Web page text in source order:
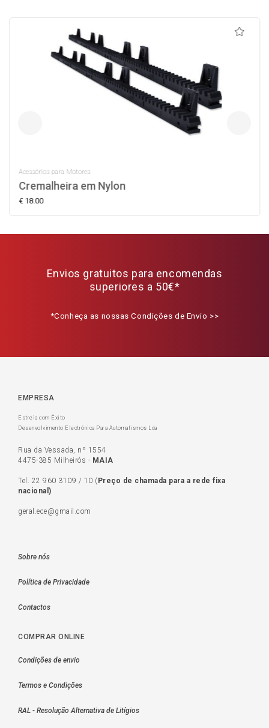
Acessórios para Motores
Cremalheira em Nylon
€ 18.00
Envios gratuitos para encomendas
superiores a 50€*
*Conheça as nossas Condições de Envio >>
EMPRESA
Estreia com Êxito
Desenvolvimento Electrónica Para Automatismos Lda
Rua da Vessada, nº 1554
4475-385 Milheirós - MAIA
Tel. 22 960 3109 / 10 ( Preço de c hamada para a rede fixa
nacional)
geral.ece@gmail.com
Sobre nós
Política de Privacidade
Contactos
COMPRAR ONLINE
Condições de envio
Termos e Condições
RAL - Resolução Alternativa de Litígios